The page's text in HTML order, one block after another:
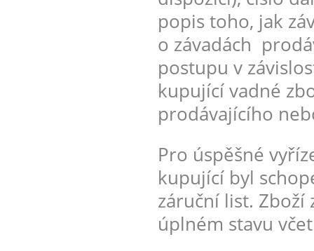
popis toho, jak
o závadách
postupu v
kupující vadné
prodávajícího
Pro úspěšné
kupující byl
záruční list. Zboží
úplném stavu